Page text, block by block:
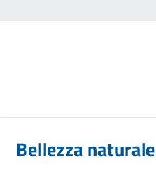
Bellezza naturale